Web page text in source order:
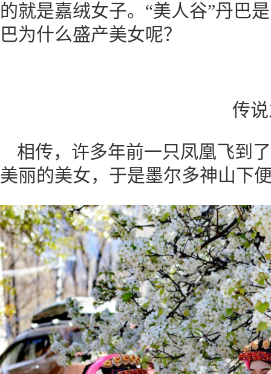
的就是嘉绒女子。“美人谷”丹巴
巴为什么盛产美女呢？
传
相传，许多年前一只凤凰飞到
美丽的美女，于是墨尔多神山下